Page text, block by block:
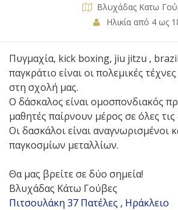
Βλυχάδας Κατω
Ηλικία από 4 ως
Πυγμαχία, kick boxing, jiu jitzu ,
παγκράτιο είναι οι πολεμικές
στη σχολή μας.
Ο δάσκαλος είναιομοσπονδιακός
μαθητές παίρνουν μέρος σε όλες
Οιδασκάλοι είναι αναγνωρισμένοι
παγκοσμίων μεταλλίων.
Θα μας βρείτε σε δύο σημεία!
Βλυχάδας Κάτω Γούβες
Πιτσουλάκη 37 Πατέλες , Ηράκλειο